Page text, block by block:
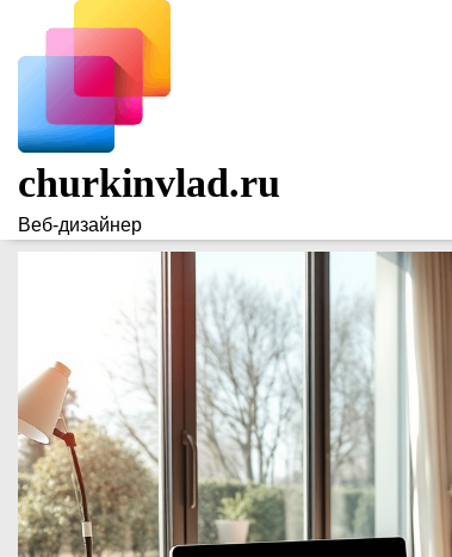
content
churkinvlad.ru
Веб-дизайнер